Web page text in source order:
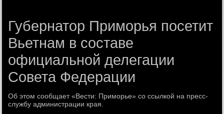
Губернатор Приморья посетит
Вьетнам в составе
официальной делегации
Совета Федерации
Об этοм сообщает «Вести: Приморье» со ссылкой на пресс-
службу администрации края.